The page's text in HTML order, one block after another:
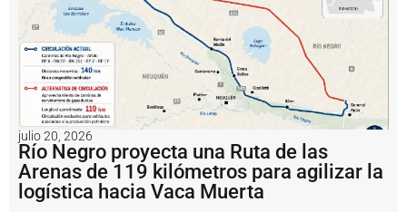
P
u
e
e
P
u
e
r
t
julio 20, 2026
Río Negro proyecta una Ruta de las
Arenas de 119 kilómetros para agilizar la
logística hacia Vaca Muerta